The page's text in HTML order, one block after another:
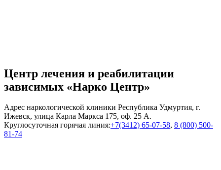
Центр лечения и реабилитации
зависимых «Нарко Центр»
Адрес наркологической клиники Республика Удмуртия, г.
Ижевск, улица Карла Маркса 175, оф. 25 А.
Круглосуточная горячая линия:+7(3412) 65-07-58, 8 (800) 500-
81-74